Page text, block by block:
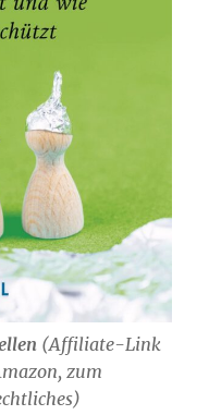
(Affiliate-Link
zum